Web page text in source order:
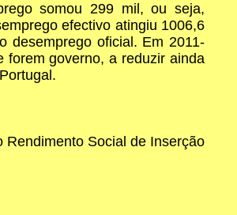
somou 299 mil, ou seja,
efectivo atingiu 1006,6
desemprego oficial. Em 2011-
forem governo, a reduzir ainda
Social de Inserção